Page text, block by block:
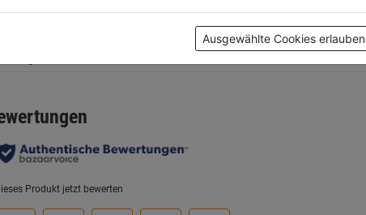
Ausgewählte Cookies erlauben